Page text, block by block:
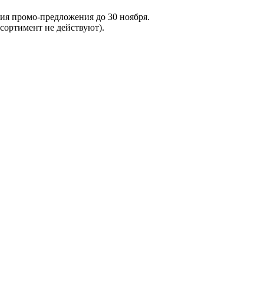
промо-предложения до 30 ноября.
не действуют).